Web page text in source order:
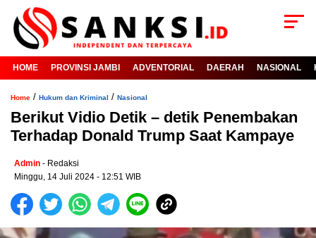
HOME PROVINSI JAMBI ADVENTORIAL DAERAH NASIONAL
Home / Hukum dan Kriminal / Nasional
Berikut Vidio Detik – detik Penembakan
Terhadap Donald Trump Saat Kampaye
Admin - Redaksi
Minggu, 14 Juli 2024 - 12:51 WIB